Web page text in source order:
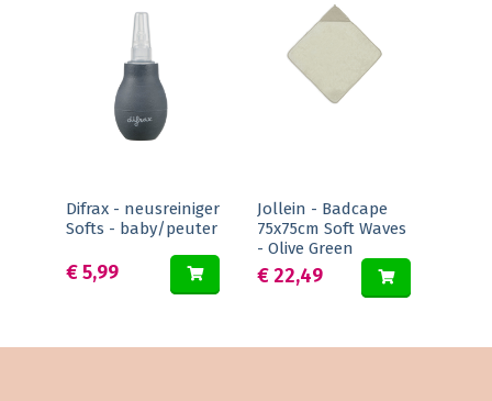
Difrax - neusreiniger
Softs - baby/peuter
€ 5,99
Jollein - Badcape
75x75cm Soft Waves
- Olive Green
€ 22,49